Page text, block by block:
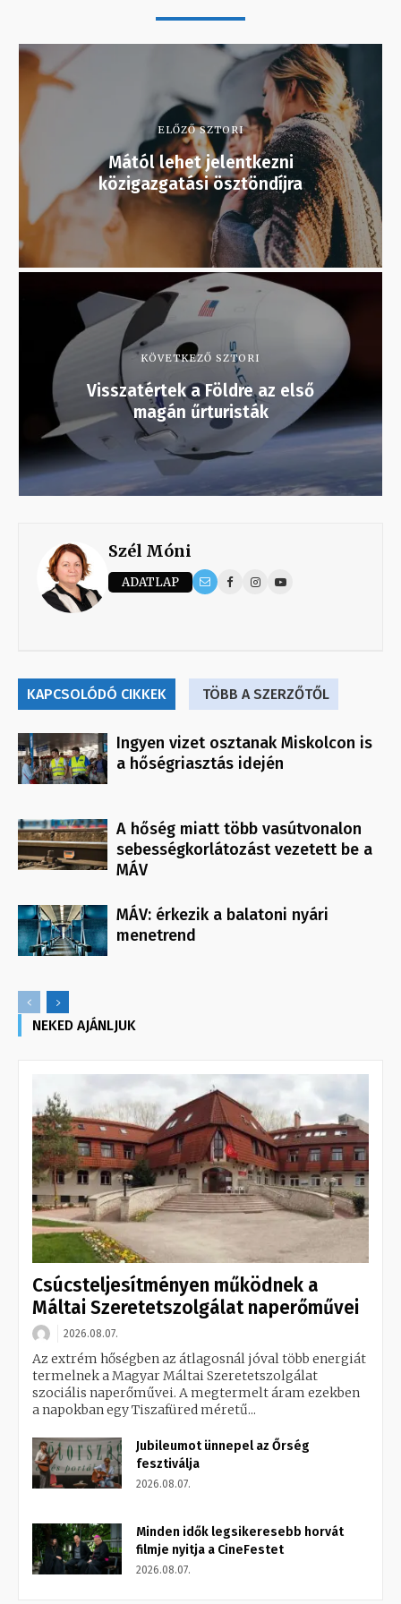
ELŐZŐ SZTORI
Mától lehet jelentkezni
közigazgatási ösztöndíjra
KÖVETKEZŐ SZTORI
Visszatértek a Földre az első
magán űrturisták
Szél Móni
ADATLAP
KAPCSOLÓDÓ CIKKEK TÖBB A SZERZŐTŐL
Ingyen vizet osztanak Miskolcon is
a hőségriasztás idején
A hőség miatt több vasútvonalon
sebességkorlátozást vezetett be a
MÁV
MÁV: érkezik a balatoni nyári
menetrend
NEKED AJÁNLJUK
Csúcsteljesítményen működnek a
Máltai Szeretetszolgálat naperőművei
2026.08.07.
Az extrém hőségben az átlagosnál jóval több energiát
termelnek a Magyar Máltai Szeretetszolgálat
szociális naperőművei. A megtermelt áram ezekben
a napokban egy Tiszafüred méretű...
Jubileumot ünnepel az Őrség
fesztiválja
2026.08.07.
Minden idők legsikeresebb horvát
filmje nyitja a CineFestet
2026.08.07.